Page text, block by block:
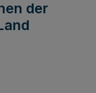
der